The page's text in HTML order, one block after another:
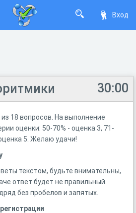
Вход
30:00
18 вопросов. На выполнение
оценки: 50-70% - оценка 3, 71-
5. Желаю удачи!
текстом, будьте внимательны,
ответ будет не правильный.
без пробелов и запятых.